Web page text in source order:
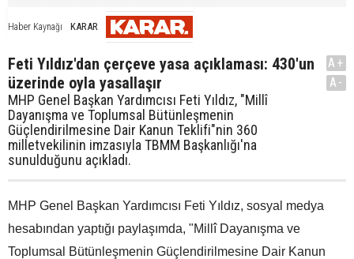
Haber Kaynağı KARAR
Feti Yıldız'dan çerçeve yasa açıklaması: 430'un
üzerinde oyla yasallaşır
MHP Genel Başkan Yardımcısı Feti Yıldız, "Millî
Dayanışma ve Toplumsal Bütünleşmenin
Güçlendirilmesine Dair Kanun Teklifi"nin 360
milletvekilinin imzasıyla TBMM Başkanlığı'na
sunulduğunu açıkladı.
A+
A-
MHP Genel Başkan Yardımcısı Feti Yıldız, sosyal medya
hesabından yaptığı paylaşımda, "Millî Dayanışma ve
Toplumsal Bütünleşmenin Güçlendirilmesine Dair Kanun